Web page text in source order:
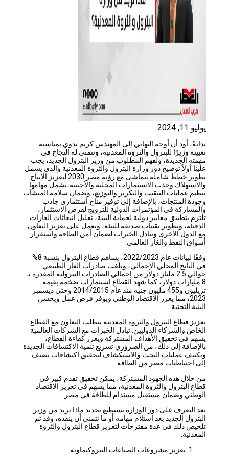
يوليو 11, 2024
بدايةً، أود أن أوجه التهاني إلى المهندس كريم بدوي بمناسبة
تعيينه وزيرًا للبترول والثروة المعدنية، ونتمنى له النجاح في
مهمته الجديدة، ولفهم المطلوب من وزير البترول الجديد، يجب
علينا أولاً توضيح دور وزارة البترول والثروة المعدنية والذي يشمل
تطوير خطط شاملة تتماشى مع رؤية مصر 2030 لتعزيز الإنتاج
والاستهلاك وجذب الاستثمارات المحلية والأجنبية،تشمل مهامها
تنظيم عمليات التنقيب والتكرير والتوزيع، وضمان سلامة المنشآت
وجودة المنتجات، بالإضافة إلى توفير مناخ استثماري جاذب
والمشاركة في المؤتمرات الدولية للترويج لفرص الاستثمار،
تلتزم بتطبيق معايير دولية لحماية البيئة، تقليل انبعاثات الغازات
الدفيئة، وتطوير تقنيات صديقة للبيئة، وتعمل على تعزيز التعاون
مع الدول الأخرى وتبادل الخبرات لضمان أمن الطاقة واستقرار
أسواق النفط والغاز العالمي.
وفقًا لبيانات عام 2022/2023، يساهم قطاع البترول بنسبة 8%
في الناتج المحلي الإجمالي، وبلغت صادرات الغاز الطبيعي
حوالي 2.5 مليار دولار من إجمالي الصادرات البترولية المقدرة بـ
8 مليارات دولار، كما شهد القطاع استثمارات ضخمة بقيمة
تريليون و455 مليون جنيه منذ عام 2014/2015 وحتى ديسمبر
2023، مما يعزز الاقتصاد الوطني ويوفر فرص عمل ويحسن
البنية التحتية.
تعزيز قطاع البترول والثروة المعدنية يتطلب التعاون مع القطاع
الخاص والشركاء الدوليين. تبادل الخبرات مع الشركات العالمية
يسهم في تحقيق الأهداف المشتركة ويعزز كفاءة القطاع،
بالإضافة إلى ذلك، من الضروري تسريع تنمية الاكتشافات الجديدة
وتكثيف عمليات البحث والاستكشاف لتحقيق اكتشافات تضيف
إلى احتياطيات مصر من الطاقة.
من خلال هذه الجهود المشتركة، يمكن تحقيق تقدم كبير في
قطاع البترول والثروة المعدنية، مما يسهم في تعزيز الاقتصاد
الوطني وضمان مستقبل مستدام للطاقة في مصر.
بعد التعرف على دور الوزارة نستطيع تحديد ماذا نريد من وزير
البترول الجديد بعد استلام مهامه أو ما نتمنى أن ينفذه، وقد تم
تلخيص ذلك في عدة مقترحات لتعزيز قطاع البترول والثروة
المعدنية:
تعزيز مشروعات الصناعات البتروكيماوية